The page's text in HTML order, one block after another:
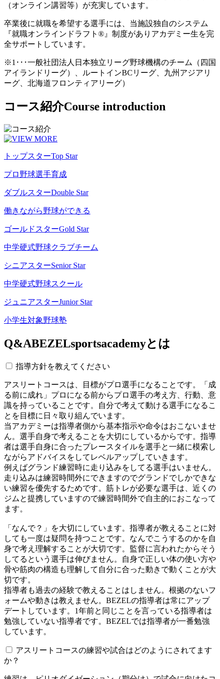
（オンライン講習等）が充実しています。
卒業後に就職を希望する選手には、当施設独自のシステム
『就職オンラインドラフト®』制度がありアカデミー生を完
全サポートしています。
※1･･･一般社団法人日本独立リーグ野球機構のチーム（四国
アイランドリーグ）、ルートインBCリーグ、九州アジアリ
ーグ、北海道フロンティアリーグ）
コース紹介Course introduction
トップスターTop Star
プロ野球選手育成
ダブルスターDouble Star
働きながら野球ができる
ゴールドスターGold Star
中学硬式野球クラブチーム
シニアスターSenior Star
中学硬式野球スクール
ジュニアスターJunior Star
小学生対象野球塾
Q&ABEZELsportsacademyとは
指導方針を教えてください
アスリートコースは、目標がプロ選手になることです。「成
る前に成れ」プロになる前からプロ選手の考え方、行動、意
識を持っていることです。自分で考えて動ける選手になるこ
とを目標に日々取り組んでいます。
当アカデミーは指導者側から基本指示や命令はおこないませ
ん。選手自身で考えることを大切にしているからです。指導
者は選手自身に合ったプレースタイルを選手と一緒に模索し
ながらアドバイスをしてレベルアップしていきます。
例えばグランド練習時に走り込みをしてる選手はいません。
走り込みは練習時間外にできますのでグランドでしかできな
い練習を優先するためです。筋トレが必要な選手は、近くの
ジムと提携していますので練習時間外で自主的におこなって
ます。
「なんで？」を大切にしています。指導者が教えることに対
しても一度は疑問を持つことです。なんでこうするのかを自
身で考え理解することが大切です。監督に言われたからそう
してるという選手は伸びません。自身で正しい体の使い方や
骨や筋肉の構造も理解して自分に合った動きで動くことが大
切です。
指導者も過去の経験で教えることはしません。根拠のないフ
ォームや動きは教えません。BEZELの指導者は常にアップ
デートしています。1年前と同じことを言っている指導者は
勉強していない指導者です。BEZELでは指導者が一番勉強
しています。
アスリートコースの練習や試合はどのようにされてます
か？